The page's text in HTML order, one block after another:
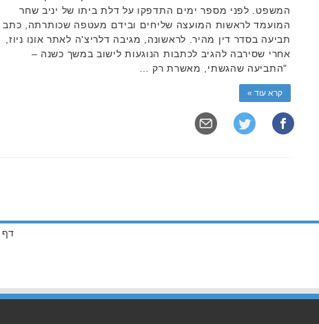
המשפט. לפני מספר ימים התדפקו על דלת ביתו של יניב שחר
המועמד לראשות המועצה שליחים ובידם מעטפה שכותרתה, כתב
תביעה בסדר דין מהיר. לראשונה, מגיבה דלריצ'ה לאתר אונו ניוז,
אחרי שסירבה להגיב לכתבות הנוגעות לישוב במשך כשנה –
"התביעה שהגשתי, מאשרת רק …
קרא עוד »
דף 2 מתוך 3